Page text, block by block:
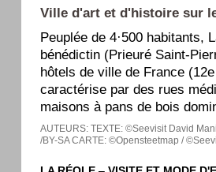
Ville d'art et d'histoire sur
Peuplée de 4·500 habitants,
bénédictin (Prieuré Saint-
hôtels de ville de France
caractérise par des rues
maisons à pans de bois
AUTEURS:TEXTE: ©Seevisit David Mani
/BY-SA CARTE: ©Opensteetmap /